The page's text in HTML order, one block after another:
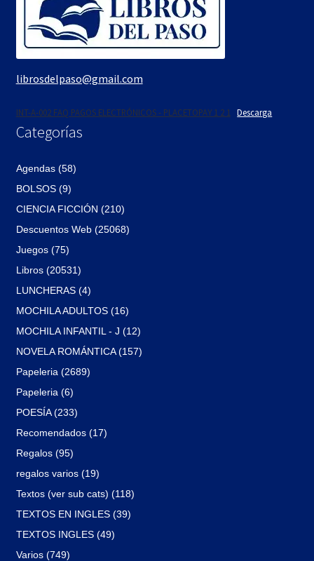
librosdelpaso@gmail.com
INT-A-002 FAQ PAGOS ELECTRÓNICOS - PLACETOPAY 1 2 1 Descarga
Categorías
Agendas (58)
BOLSOS (9)
CIENCIA FICCIÓN (210)
Descuentos Web (25068)
Juegos (75)
Libros (20531)
LUNCHERAS (4)
MOCHILA ADULTOS (16)
MOCHILA INFANTIL - J (12)
NOVELA ROMÁNTICA (157)
Papeleria (2689)
Papeleria (6)
POESÍA (233)
Recomendados (17)
Regalos (95)
regalos varios (19)
Textos (ver sub cats) (118)
TEXTOS EN INGLES (39)
TEXTOS INGLES (49)
Varios (749)